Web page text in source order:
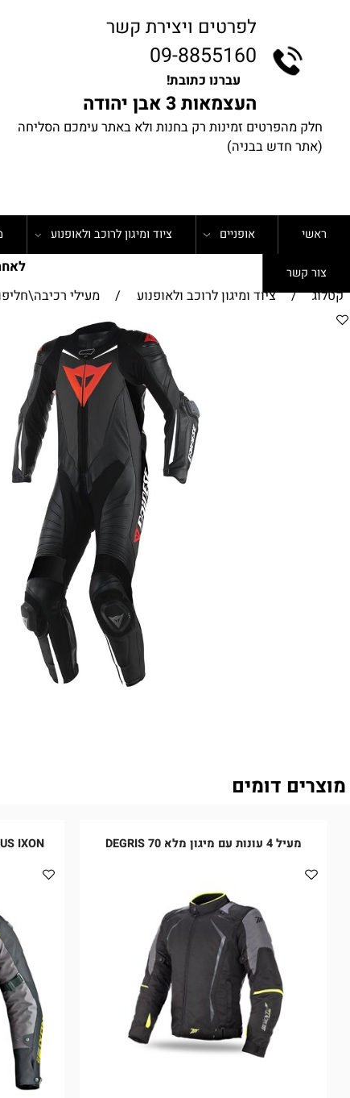
לפרטים ויצירת קשר
09-8855160
עברנו כתובת!
העצמאות 3 אבן יהודה
מהפרטים זמינות רק בחנות ולא באתר עימכם הסליחה
חדש בבניה)
ציוד ומיגון לרוכב ולאופנוע
לאחר
/ ציוד ומיגון לרוכב ולאופנוע / מעילי רכיבה\חליפות
מעיל 4 עונות עם מיגון מלא 70 DEGRIS